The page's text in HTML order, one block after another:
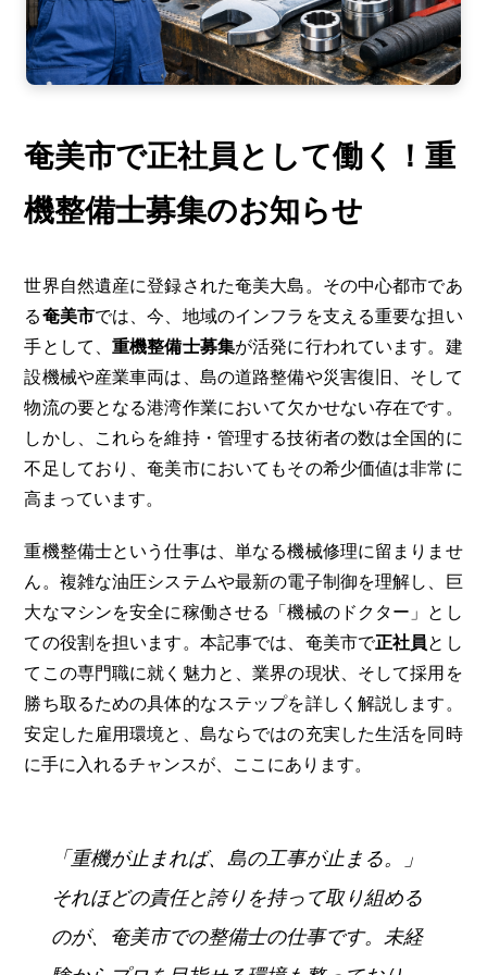
奄美市で正社員として働く！重
機整備士募集のお知らせ
世界自然遺産に登録された奄美大島。その中心都市であ
る奄美市では、今、地域のインフラを支える重要な担い
手として、重機整備士募集が活発に行われています。建
設機械や産業車両は、島の道路整備や災害復旧、そして
物流の要となる港湾作業において欠かせない存在です。
しかし、これらを維持・管理する技術者の数は全国的に
不足しており、奄美市においてもその希少価値は非常に
高まっています。
重機整備士という仕事は、単なる機械修理に留まりませ
ん。複雑な油圧システムや最新の電子制御を理解し、巨
大なマシンを安全に稼働させる「機械のドクター」とし
ての役割を担います。本記事では、奄美市で正社員とし
てこの専門職に就く魅力と、業界の現状、そして採用を
勝ち取るための具体的なステップを詳しく解説します。
安定した雇用環境と、島ならではの充実した生活を同時
に手に入れるチャンスが、ここにあります。
「重機が止まれば、島の工事が止まる。」
それほどの責任と誇りを持って取り組める
のが、奄美市での整備士の仕事です。未経